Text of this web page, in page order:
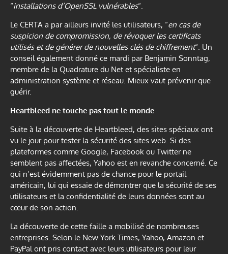
“installations d’OpenSSL vulnérables“.
Le CERTA a par ailleurs invité les utilisateurs, “en cas de
suspicion de compromission, de révoquer les certificats
utilisés et de générer de nouvelles clés de chiffrement“. Un
conseil également donné ce mardi par Benjamin Sonntag,
membre de la Quadrature du Net et spécialiste en
administration système et réseau. Mieux vaut prévenir que
guérir.
Heartbleed ne touche pas tout le monde
Suite à la découverte de Heartbleed, des sites spéciaux ont
vu le jour pour tester la sécurité des sites web. Si des
plateformes comme Google, Facebook ou Twitter ne
semblent pas affectées, Yahoo est en revanche concerné. Ce
qui n’est évidemment pas de chance pour le portail
américain, lui qui essaie de démontrer que la sécurité de ses
utilisateurs et la confidentialité de leurs données sont au
cœur de son action.
La découverte de cette faille a mobilisé de nombreuses
entreprises. Selon le New York Times, Yahoo, Amazon et
PayPal ont pris contact avec leurs utilisateurs pour leur